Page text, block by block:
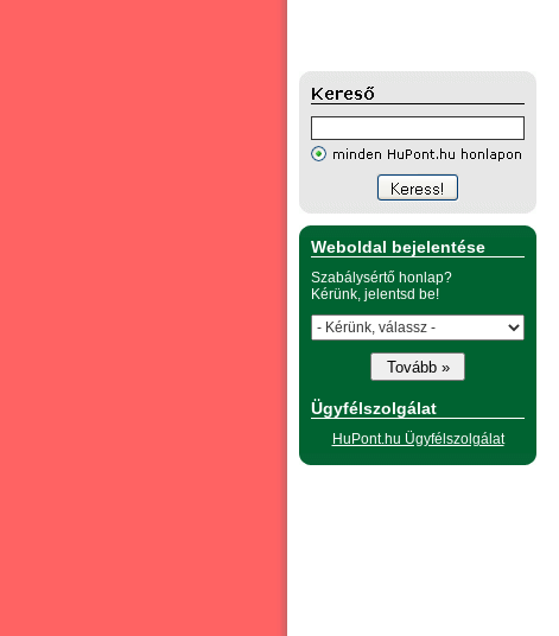
Weboldal bejelentése
Szabálysértő honlap?
Kérünk, jelentsd be!
Ügyfélszolgálat
HuPont.hu Ügyfélszolgálat